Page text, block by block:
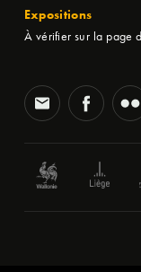
Expositions
À vérifier sur la page